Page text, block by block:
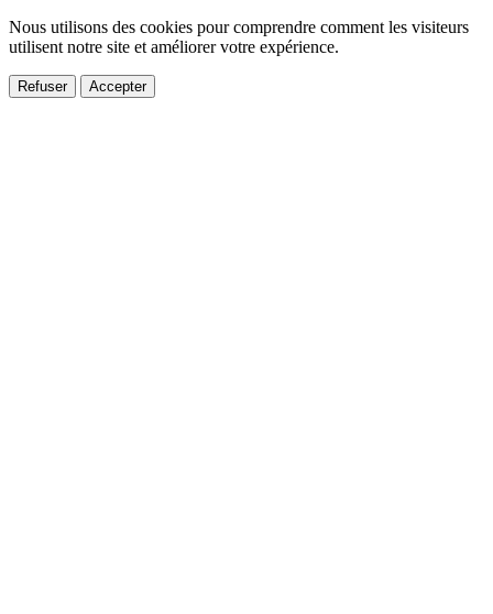
Nous utilisons des cookies pour comprendre comment les visiteurs
utilisent notre site et améliorer votre expérience.
Refuser Accepter